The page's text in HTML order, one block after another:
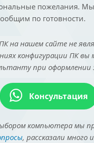
пожелания.
по готовности.
на нашем сайте не
конфигурации ПК
при оформлении
Консультация
компьютера мы
, рассказали много